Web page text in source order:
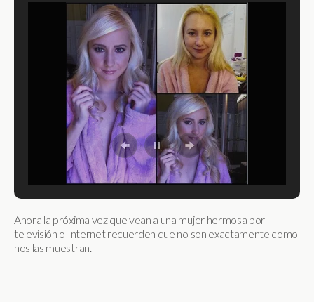
Ahora la próxima vez que vean a una mujer hermosa por
televisión o Internet recuerden que no son exactamente como
nos las muestran.